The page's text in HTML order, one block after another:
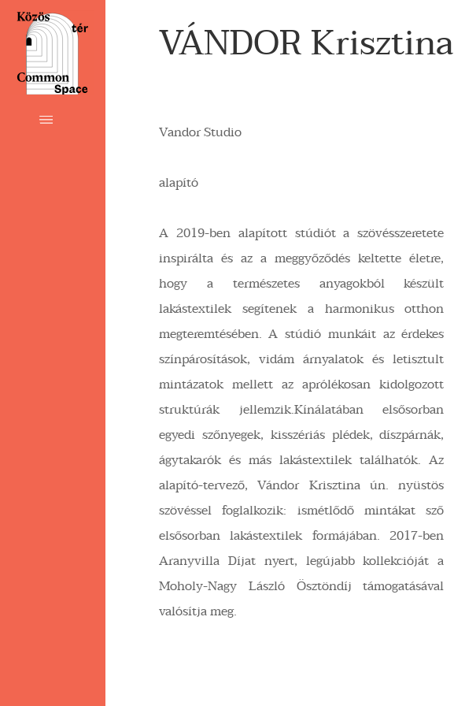
VÁNDOR Krisztina
Vandor Studio
alapító
A 2019-ben alapított stúdiót a szövésszeretete
inspirálta és az a meggyőződés keltette életre,
hogy a természetes anyagokból készült
lakástextilek segítenek a harmonikus otthon
megteremtésében. A stúdió munkáit az érdekes
színpárosítások, vidám árnyalatok és letisztult
mintázatok mellett az aprólékosan kidolgozott
struktúrák jellemzik.Kínálatában elsősorban
egyedi szőnyegek, kisszériás plédek, díszpárnák,
ágytakarók és más lakástextilek találhatók. Az
alapító-tervező, Vándor Krisztina ún. nyüstös
szövéssel foglalkozik: ismétlődő mintákat sző
elsősorban lakástextilek formájában. 2017-ben
Aranyvilla Díjat nyert, legújabb kollekcióját a
Moholy-Nagy László Ösztöndíj támogatásával
valósítja meg.